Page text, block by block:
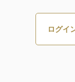
ログイ